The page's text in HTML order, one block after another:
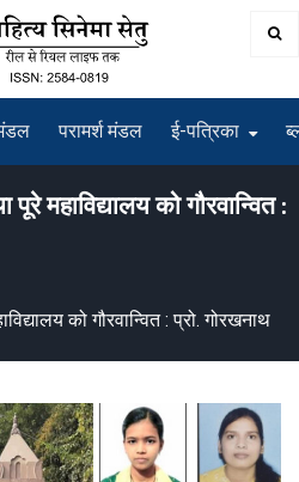
परामर्श मंडल ई-पत्रिका
महाविद्यालय को गौरवान्वित :
को गौरवान्वित : प्रो. गोरखनाथ